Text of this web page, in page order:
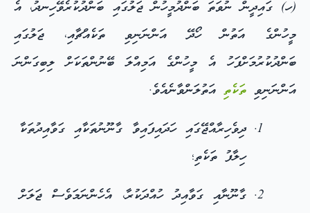
(ހ) ގައިދީން ނުވަތަ ބަންދުމީހުން ޖަލުގައި ބަންދުކުރެވޭހިނދު، އެ
މީހުންގެ އަތުން ހޯދޭ އަންނަނިވި ތަކެއްޗާއި، ޖަލުގައި
ބަންދުކުރުމަށްފަހު އެ މީހުންގެ އަމިއްލަ ބޭނުންތަކަށް ލިބިގަންނަ
އަންނަނިވި ތަކެތި އަތުލަންވާނެއެވެ.
ދިވެހިރާއްޖޭގައި ހަދައިފައިވާ ގާނޫނުތަކާއި ގަވާއިދުތަކާ
ހިލާފު ތަކެތި؛
ގާނޫނާއި ގަވާއިދު ހުއްދަކުރާ، އެހެންނަމަވެސް ޖަލަށް